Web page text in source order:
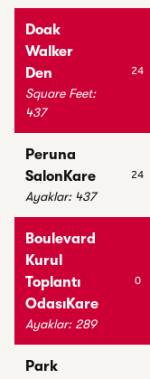
Doak
Walker
Den
Square Feet:
437
24
Peruna
SalonKare
Ayaklar: 437
24
Boulevard
Kurul
Toplantı
OdasıKare
Ayaklar: 289
0
Park